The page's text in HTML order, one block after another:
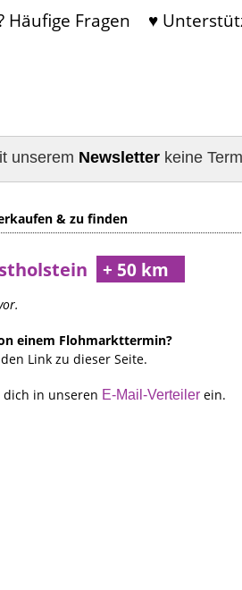
Häufige Fragen ♥
unserem Newsletter keine
& zu finden
einem Flohmarkttermin?
Link zu dieser Seite.
dich in unseren E-Mail-Verteiler ein.